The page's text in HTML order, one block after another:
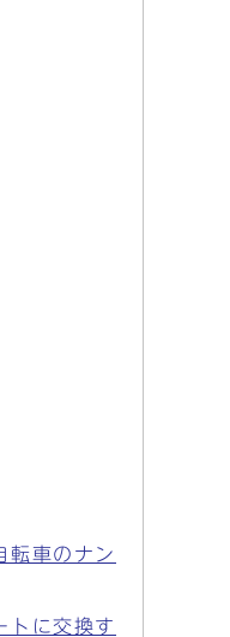
転車のナン
トに交換す